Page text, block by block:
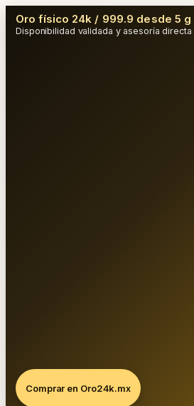
Oro físico 24k / 999.9 desde 5 g
Disponibilidad validada y asesoría
Comprar en Oro24k.mx